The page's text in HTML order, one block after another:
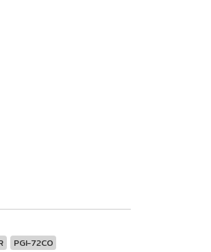
PGI-72CO